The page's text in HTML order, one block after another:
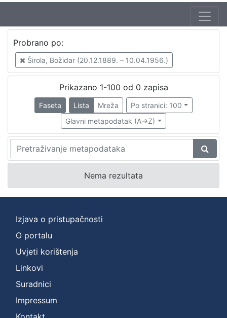
P
r
a
o
o
:
Širola,
Božidar
–
Probrano po:
Širola, Božidar (20.12.1889. – 10.04.1956.)
Prikazano 1-100 od 0 zapisa
Faseta Lista Mreža
Po stranici: 100
Glavni metapodatak (A->Z)
Nema rezultata
Izjava o pristupačnosti
O portalu
Uvjeti korištenja
Linkovi
Suradnici
Impressum